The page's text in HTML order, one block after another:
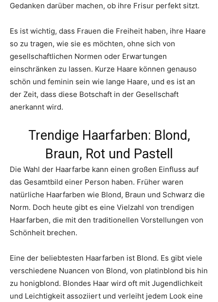
Gedanken darüber machen, ob ihre Frisur perfekt sitzt.
Es ist wichtig, dass Frauen die Freiheit haben, ihre Haare
so zu tragen, wie sie es möchten, ohne sich von
gesellschaftlichen Normen oder Erwartungen
einschränken zu lassen. Kurze Haare können genauso
schön und feminin sein wie lange Haare, und es ist an
der Zeit, dass diese Botschaft in der Gesellschaft
anerkannt wird.
Trendige Haarfarben: Blond,
Braun, Rot und Pastell
Die Wahl der Haarfarbe kann einen großen Einfluss auf
das Gesamtbild einer Person haben. Früher waren
natürliche Haarfarben wie Blond, Braun und Schwarz die
Norm. Doch heute gibt es eine Vielzahl von trendigen
Haarfarben, die mit den traditionellen Vorstellungen von
Schönheit brechen.
Eine der beliebtesten Haarfarben ist Blond. Es gibt viele
verschiedene Nuancen von Blond, von platinblond bis hin
zu honigblond. Blondes Haar wird oft mit Jugendlichkeit
und Leichtigkeit assoziiert und verleiht jedem Look eine